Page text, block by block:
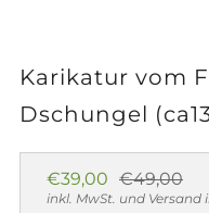
Karikatur vom
Dschungel
Normaler
Preis
€39,00 Sonderpreis
€49,00
inkl. MwSt. und Versand